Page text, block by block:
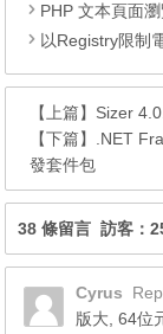
PHP 文本頁面
以Registry限制
【上篇】 Sizer
【下篇】 .NET
發套件包
38 條留言 訪客：
Cyrus
版大, 64位